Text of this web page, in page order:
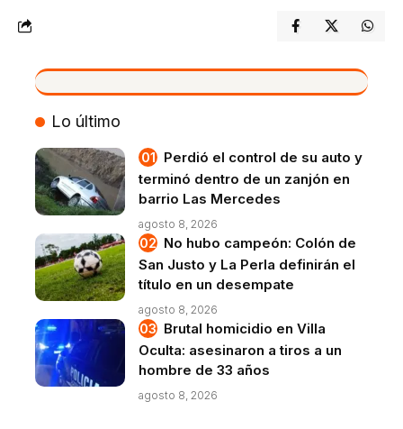
VIVO
Lo último
Perdió el control de su auto y
terminó dentro de un zanjón en
barrio Las Mercedes
agosto 8, 2026
No hubo campeón: Colón de
San Justo y La Perla definirán el
título en un desempate
agosto 8, 2026
Brutal homicidio en Villa
Oculta: asesinaron a tiros a un
hombre de 33 años
agosto 8, 2026